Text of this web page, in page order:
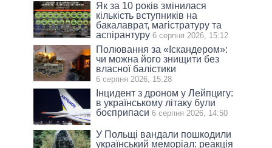
Як за 10 років змінилася
кількість вступників на
бакалаврат, магістратуру та
аспірантуру 6 серпня 2026, 15:12
Полювання за «Іскандером»:
чи можна його знищити без
власної балістики
6 серпня 2026, 15:28
Інцидент з дроном у Лейпцигу:
в українському літаку були
боєприпаси 6 серпня 2026, 14:50
У Польщі вандали пошкодили
український меморіал: реакція